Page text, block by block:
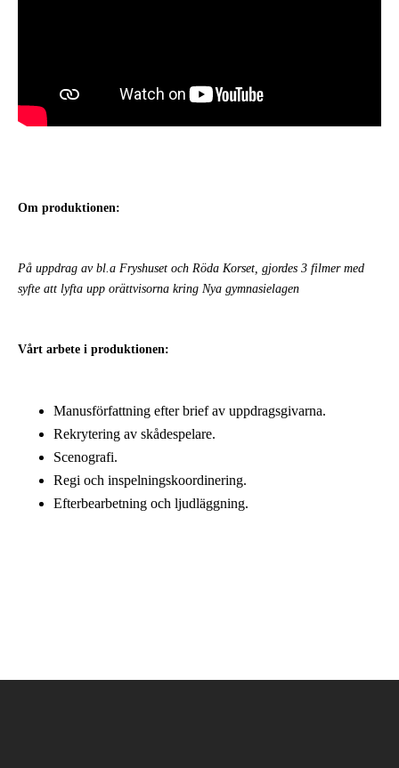
Om produktionen:
På uppdrag av bl.a Fryshuset och Röda Korset, gjordes 3 filmer med
syfte att lyfta upp orättvisorna kring Nya gymnasielagen
Vårt arbete i produktionen:
Manusförfattning efter brief av uppdragsgivarna.
Rekrytering av skådespelare.
Scenografi.
Regi och inspelningskoordinering.
Efterbearbetning och ljudläggning.